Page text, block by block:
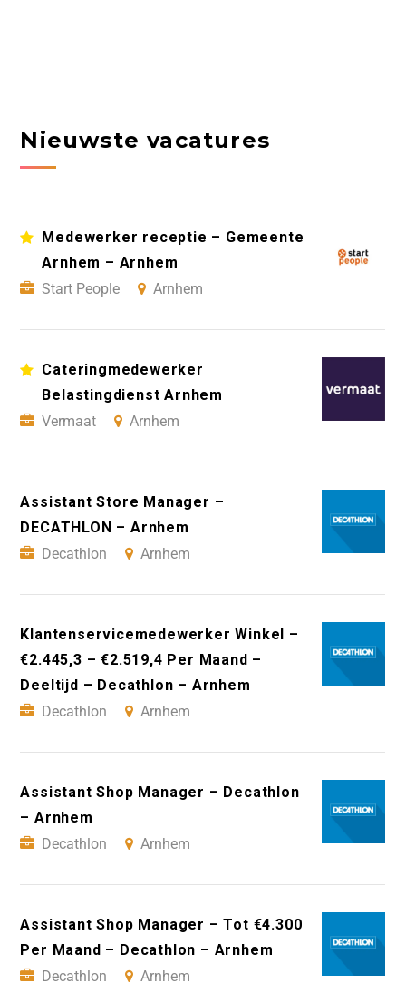
Nieuwste vacatures
Medewerker receptie – Gemeente
Arnhem – Arnhem
Start People
Arnhem
Cateringmedewerker
Belastingdienst Arnhem
Vermaat
Arnhem
Assistant Store Manager –
DECATHLON – Arnhem
Decathlon
Arnhem
Klantenservicemedewerker Winkel –
€2.445,3 – €2.519,4 Per Maand –
Deeltijd – Decathlon – Arnhem
Decathlon
Arnhem
Assistant Shop Manager – Decathlon
– Arnhem
Decathlon
Arnhem
Assistant Shop Manager – Tot €4.300
Per Maand – Decathlon – Arnhem
Decathlon
Arnhem